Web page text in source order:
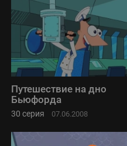
Путешествие на дно
Бьюфорда
30 серия 07.06.2008